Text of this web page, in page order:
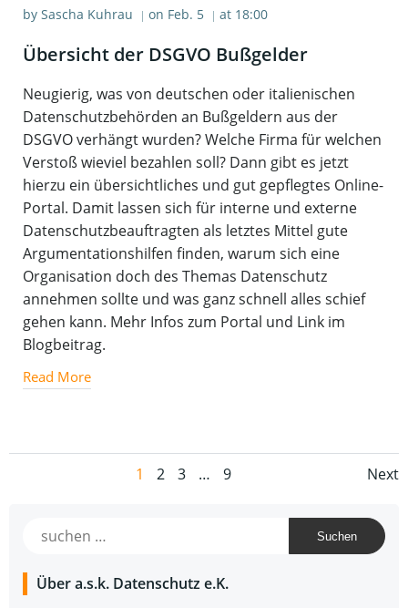
by Sascha Kuhrau | on Feb. 5 | at 18:00
Über­sicht der DSGVO Bußgelder
Neugierig, was von deutschen oder italienischen
Datenschutzbehörden an Bußgeldern aus der
DSGVO verhängt wurden? Welche Firma für welchen
Verstoß wieviel bezahlen soll? Dann gibt es jetzt
hierzu ein übersichtliches und gut gepflegtes Online-
Portal. Damit lassen sich für interne und externe
Datenschutzbeauftragten als letztes Mittel gute
Argumentationshilfen finden, warum sich eine
Organisation doch des Themas Datenschutz
annehmen sollte und was ganz schnell alles schief
gehen kann. Mehr Infos zum Portal und Link im
Blogbeitrag.
Read More
navigation
Page
1 Page
2 Page
3 … Page
9 Next
Suchen
Über a.s.k. Daten­schutz e.K.